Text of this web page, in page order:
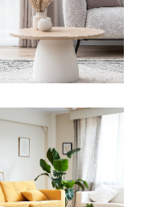
à chaque
experts de
garantir une
pour